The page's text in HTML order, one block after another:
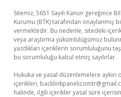
Sitemiz, 5651 Sayılı Kanun gereğince
Kurumu (BTK) tarafından onaylanmış
vermektedir. Bu nedenle, sitedeki
veya araştırma yükümlülüğümüz
yazdıkları içeriklerin sorumluluğunu
bu sorumluluğu kabul etmiş sayılırlar.
Hukuka ve yasal düzenlemelere
içerikleri,
halinde, ilgili içerikler yasal süre